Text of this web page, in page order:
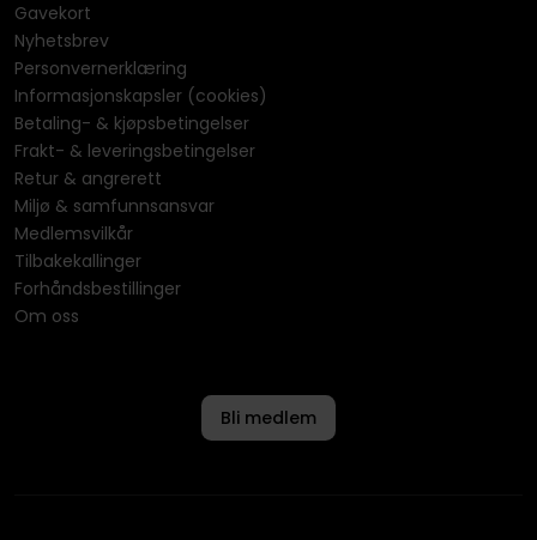
Gavekort
Nyhetsbrev
Personvernerklæring
Informasjonskapsler (cookies)
Betaling- & kjøpsbetingelser
Frakt- & leveringsbetingelser
Retur & angrerett
Miljø & samfunnsansvar
Medlemsvilkår
Tilbakekallinger
Forhåndsbestillinger
Om oss
Bli medlem